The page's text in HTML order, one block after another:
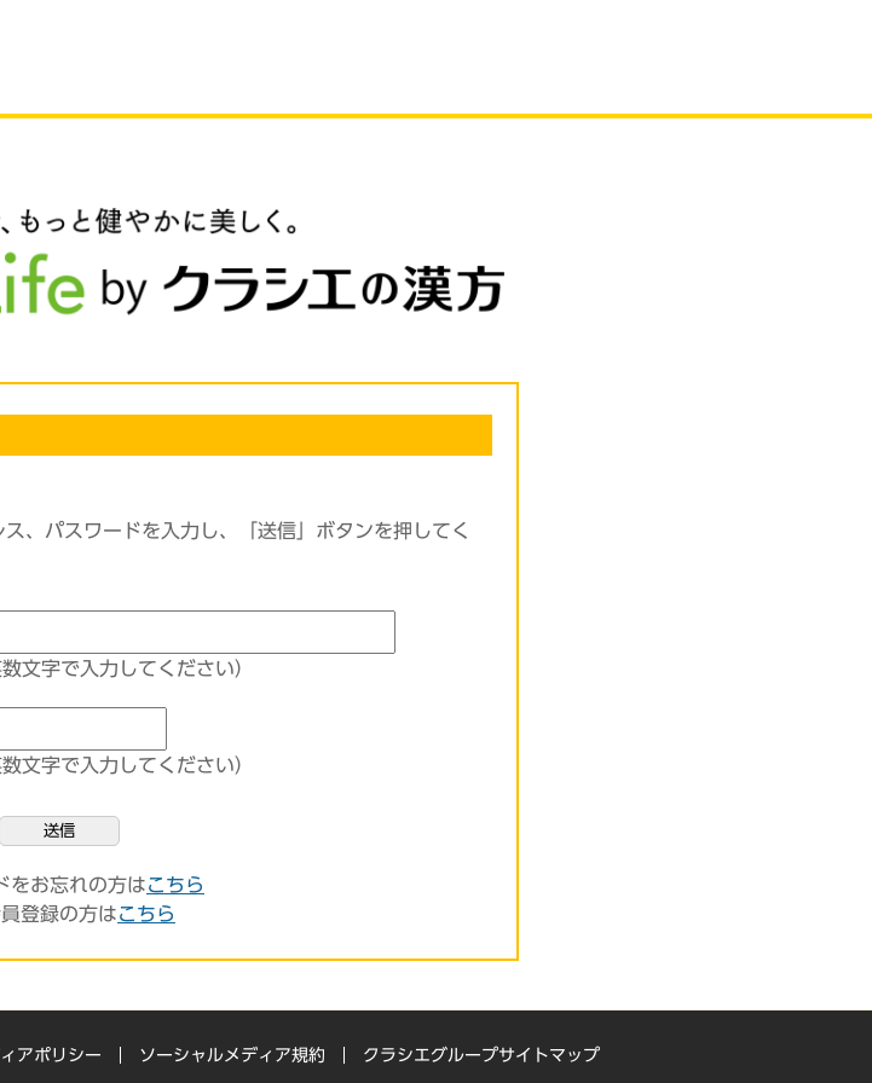
、パスワードを入力し、「送信」ボタンを押してく
数文字で入力してください）
数文字で入力してください）
送信
をお忘れの方はこちら
登録の方はこちら
アポリシー ソーシャルメディア規約 クラシエグループサイトマップ